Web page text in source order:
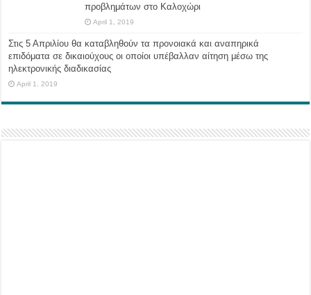
προβλημάτων στο Καλοχώρι
April 1, 2019
Στις 5 Απριλίου θα καταβληθούν τα προνοιακά και αναπηρικά
επιδόματα σε δικαιούχους οι οποίοι υπέβαλλαν αίτηση μέσω της
ηλεκτρονικής διαδικασίας
April 1, 2019